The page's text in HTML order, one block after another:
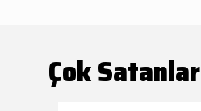
Çok Satanlar